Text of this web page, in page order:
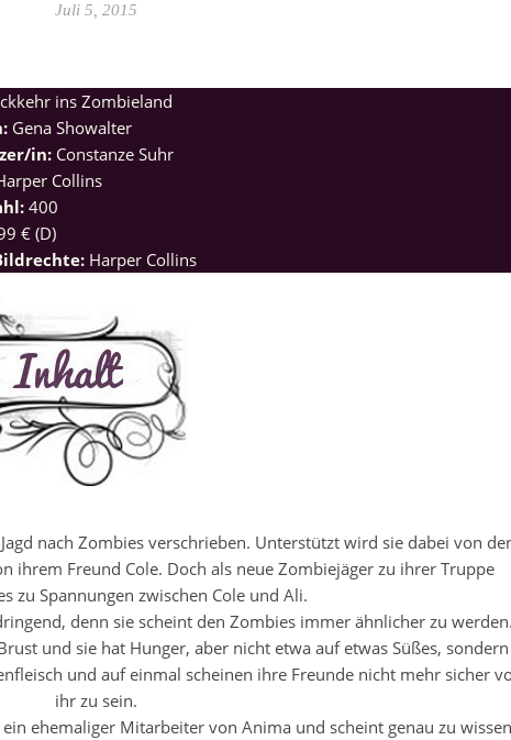
Juli 5, 2015
ins Zombieland
Gena Showalter
in: Constanze Suhr
Collins
400
€ (D)
Harper Collins
nach Zombies verschrieben. Unterstützt wird sie dabei von
ihrem Freund Cole. Doch als neue Zombiejäger zu ihrer Truppe
zu Spannungen zwischen Cole und Ali.
denn sie scheint den Zombies immer ähnlicher zu
und sie hat Hunger, aber nicht etwa auf etwas Süßes, sondern
und auf einmal scheinen ihre Freunde nicht mehr sicher
ihr zu sein.
ehemaliger Mitarbeiter von Anima und scheint genau zu